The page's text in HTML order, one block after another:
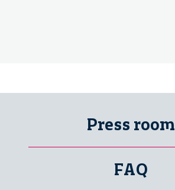
Press room
FAQ